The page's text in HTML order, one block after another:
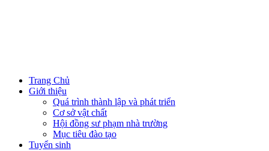
Trang Chủ
Giới thiệu
Quá trình thành lập và phát triển
Cơ sở vật chất
Hội đồng sư phạm nhà trường
Mục tiêu đào tạo
Tuyển sinh